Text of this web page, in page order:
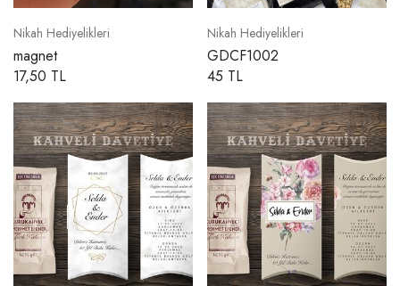
İLETİŞİM
Nikah Hediyelikleri
magnet
17,50 TL
Nikah Hediyelikleri
GDCF1002
45 TL